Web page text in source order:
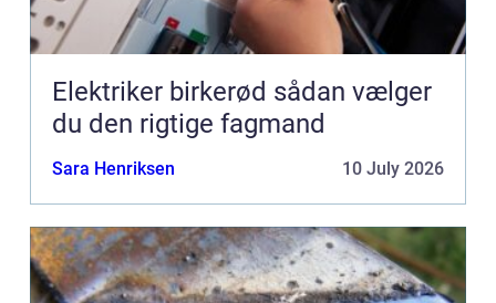
Elektriker birkerød sådan vælger
du den rigtige fagmand
Sara Henriksen 10 July 2026